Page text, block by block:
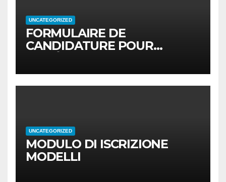
UNCATEGORIZED
FORMULAIRE DE
CANDIDATURE POUR
UNCATEGORIZED
MODULO DI ISCRIZIONE
MODELLI